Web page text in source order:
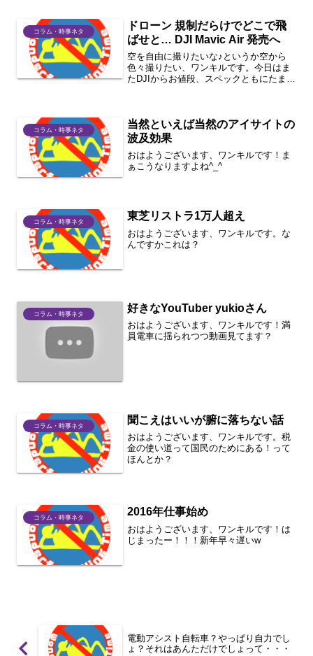
コラム・時事ネタ
ドローン 規制だらけでどこで飛
ばせと… DJI Mavic Air 発売へ
空を自由に撮りたいな♪というか空から
色々撮りたい、ワンキルです。今日はま
たDJIからお値段、スペックともにたまら
て話なんです...
コラム・時事ネタ
当然といえば当然のアイサイトの
波及効果
おはようございます、ワンキルです！ま
ぁこうなりますよね^_^
コラム・時事ネタ 東芝リストラ1万人超え
おはようございます、ワンキルです。な
んですかこれは？
コラム・時事ネタ 好きなYouTuber yukioさん
おはようございます、ワンキルです！満
員電車に揺られつつ動画見てます？
コラム・時事ネタ 聞こえはいいが腑に落ちない話
おはようございます、ワンキルです。税
金の使い道って国民のためにある！って
ほんとか？
コラム・時事ネタ 2016年仕事始め
おはようございます、ワンキルです！は
じまったー！！！新年早々遅いw
電動アシスト自転車？やっぱり自力でし
ょ？それはあんただけでしょって・・・